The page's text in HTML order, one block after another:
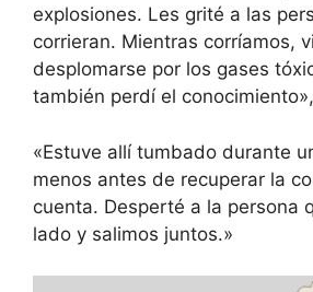
explosiones. Les grité a las
corrieran. Mientras corríamos,
desplomarse por los gases
también perdí el
«Estuve allí tumbado durante
menos antes de recuperar la
cuenta. Desperté a la persona
lado y salimos juntos.»